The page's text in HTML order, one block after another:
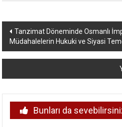
Yazı
dolaşımı
Tanzimat Döneminde Osmanlı
Müdahalelerin Hukuki ve Siyasi
Bunları da